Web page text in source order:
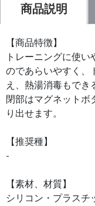
商品説明
【商品特徴】
トレーニングに使
のであらいやすく、
え、熱湯消毒もでき
閉部はマグネットボ
り出せます。
【推奨種】
-
【素材、材質】
シリコン・プラスチ